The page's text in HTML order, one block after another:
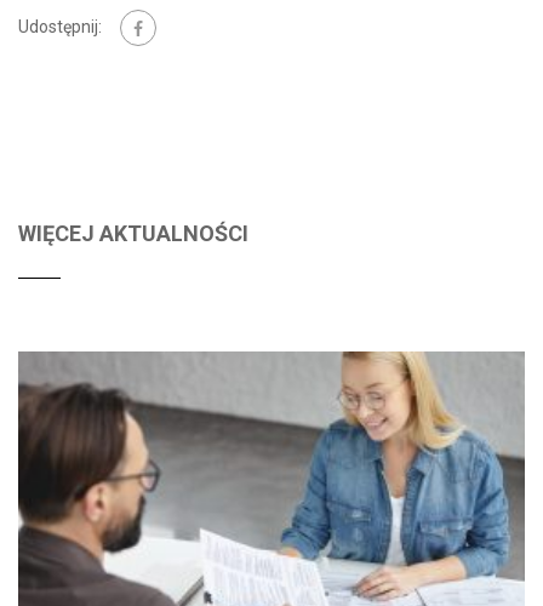
Udostępnij:
WIĘCEJ AKTUALNOŚCI